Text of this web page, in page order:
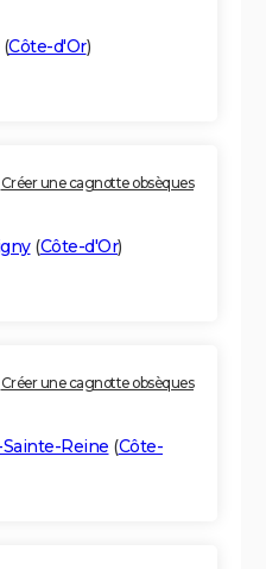
(Côte-d'Or)
Créer une cagnotte obsèques
(Côte-d'Or)
Créer une cagnotte obsèques
Reine (Côte-